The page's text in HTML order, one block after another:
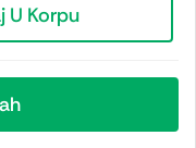
U Korpu